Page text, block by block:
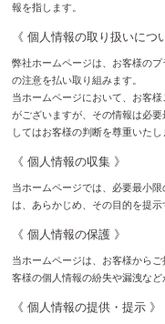
報を指します。
《 個人情報の取り扱いにつ
弊社ホームページは、お客様の
の注意を払い取り組みます。
当ホームページにおいて、お客
がございますが、その情報は必
してはお客様の判断を尊重いたし
《 個人情報の収集 》
当ホームページでは、必要最小
は、あらかじめ、その目的を提示
《 個人情報の保護 》
当ホームページは、お客様から
客様の個人情報の紛失や漏洩な
《 個人情報の提供・提示 》